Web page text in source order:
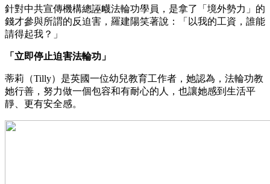
針對中共宣傳機構總誣衊法輪功學員，是拿了「境外勢力」的
錢才參與所謂的反迫害，羅建陽笑著說：「以我的工資，誰能
請得起我？」
「立即停止迫害法輪功」
蒂莉（Tilly）是英國一位幼兒教育工作者，她認為，法輪功教
她行善，努力做一個包容和有耐心的人，也讓她感到生活平
靜、更有安全感。